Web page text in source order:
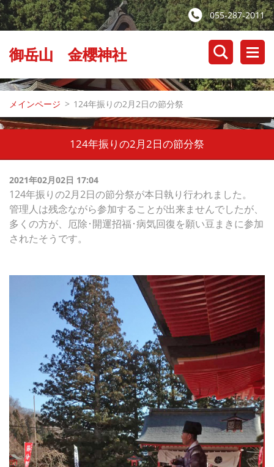
055-287-2011
御岳山 金櫻神社
メインページ > 124年振りの2月2日の節分祭
124年振りの2月2日の節分祭
2021年02月02日 17:04
124年振りの2月2日の節分祭が本日執り行われました。
管理人は残念ながら参加することが出来ませんでしたが、
多くの方が、厄除･開運招福･病気回復を願い豆まきに参加
されたそうです。